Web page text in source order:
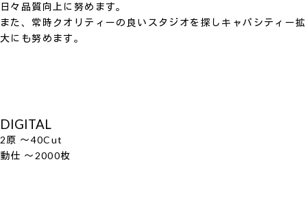
日々品質向上に努めます。
また、常時クオリティーの良いスタジオを探しキャパシティー拡
大にも努めます。
DIGITAL
2原 ～40Cut
動仕 ～2000枚